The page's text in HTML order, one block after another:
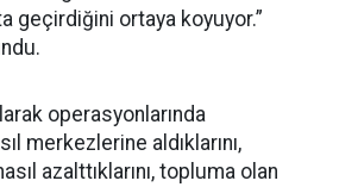
geçirdiğini ortaya koyuyor.”
operasyonlarında
merkezlerine aldıklarını,
azalttıklarını, topluma olan